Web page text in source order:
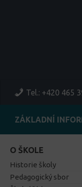
Tel.: +420 465
ZÁKLADNÍ
O ŠKOLE
Historie školy
Pedagogický sbor